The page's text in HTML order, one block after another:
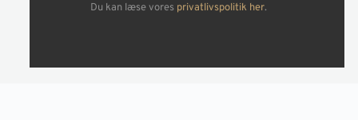
Du kan læse vores privatlivspolitik her.